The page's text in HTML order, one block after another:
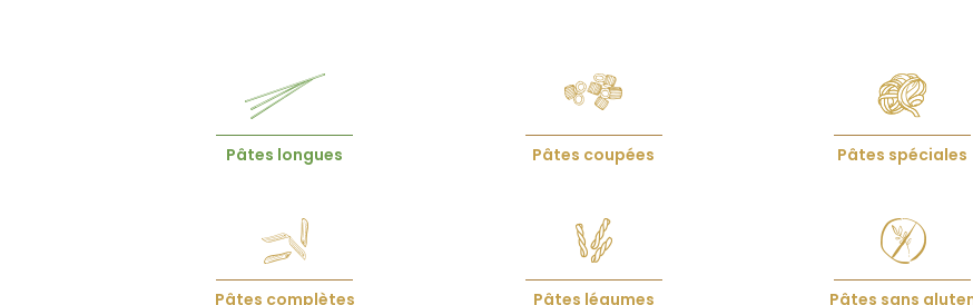
pagePâtes longues Pâtes coupées Pâtes spéciales
Pâtes complètes Pâtes légumes Pâtes sans